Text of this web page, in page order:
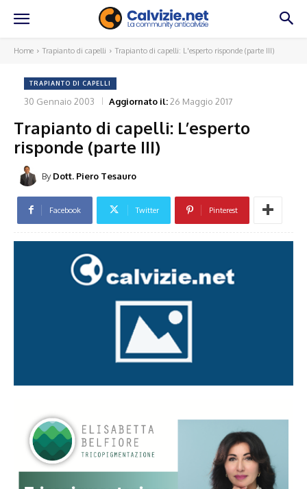
Home Trapianto di capelli Trapianto di capelli: L'esperto risponde (parte III)
TRAPIANTO DI CAPELLI
30 Gennaio 2003 Aggiornato il:26 Maggio 2017
Trapianto di capelli: L’esperto
risponde (parte III)
By Dott. Piero Tesauro
Facebook Twitter Pinterest